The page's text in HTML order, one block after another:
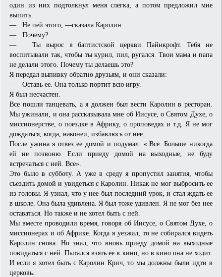
один из них подтолкнул меня слегка, а потом предложил мне
выпить.
— Не пей этого, —сказала Каролин.
— Почему?
— Ты вырос в баптистской церкви Пайнкрофт. Тебя не
воспитывали так, чтобы ты курил, пил, ругался. Твои мама и папа
не делали этого. Почему ты делаешь это?
Я передал выпивку обратно друзьям, и они сказали:
— Оставь ее. Она только портит всю игру.
Я был несчастен.
Все пошли танцевать, а я должен был вести Каролин в ресторан.
Мы ужинали, и она рассказывала мне об Иисусе, о Святом Духе, о
миссионерстве, о поездке в Африку, о проповедях и т.д. Я не мог
дождаться, когда, наконеи, избавлюсь от нее.
После ужина я отвез ее домой и подумал: «.Все. Больше никогда
ей не позвоню. Если приеду домой на выходные, не буду
встречаться с ней. Все».
Это было в субботу. А уже в среду я пропустил занятия, чтобы
съездить домой и увидеться с Каролин. Никак не мог выбросить ее
из головы. Я узнал, что у нее был последний урок, и стал ждать ее
в школе. Она была удивлена. Я был тоже удивлен. Я не мог без нее
оставаться. Но также и не хотел быть с ней.
Мы вместе проводили время, говоря об Иисусе, о Святом Духе, о
миссионерах и об Африке. Когда я уезжал, то не собирался видеть
Каролин снова. Но знал, что вновь приеду домой на выходные
повидаться с ней. Пытался взять ее в кино, но в кино она не ходит.
И если я хотел быть с Каролин Крич, то мы должны были идти в
церковь.